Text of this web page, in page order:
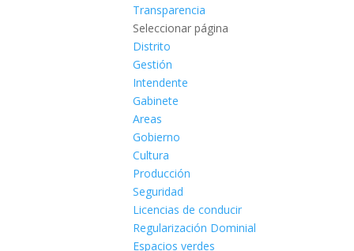
Transparencia
Seleccionar página
Distrito
Gestión
Intendente
Gabinete
Areas
Gobierno
Cultura
Producción
Seguridad
Licencias de conducir
Regularización Dominial
Espacios verdes